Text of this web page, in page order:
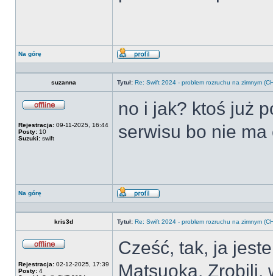
Na górę
Wyświetl
suzanna
Tytuł: Re: Swift 2024 - problem rozruchu na zimnym
Rejestracja: 09-11-2025, 16:44
Posty: 10
Suzuki: swift
no i jak? ktoś już
serwisu bo nie ma
Na górę
Wyświetl
kris3d
Tytuł: Re: Swift 2024 - problem rozruchu na zimnym
Rejestracja: 02-12-2025, 17:39
Posty: 4
Cześć, tak, ja
Matsuoka. Zrobili,